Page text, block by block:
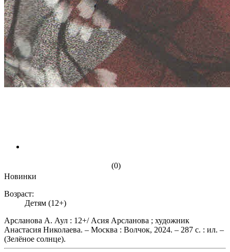
(0)
Новинки
Возраст:
Детям (12+)
Арсланова А. Аул : 12+/ Асия Арсланова ; художник
Анастасия Николаева. – Москва : Волчок, 2024. – 287 с. : ил. –
(Зелёное солнце).